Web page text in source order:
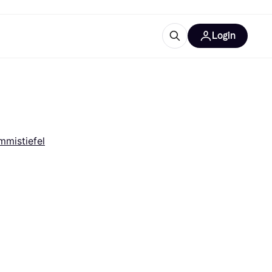
Login